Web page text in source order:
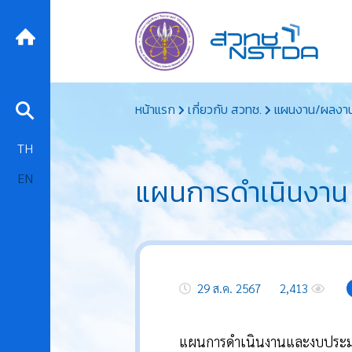
to
content
หน้าแรก เกี่ยวกับ สวทช. แผนงาน/ผลงา
แผนการดำเนินงา
29 ส.ค. 2567 2,413
แผนการดำเนินงานและงบปร
TH
EN